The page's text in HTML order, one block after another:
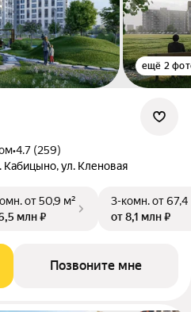
ещё 2
•4.7 (259)
Кабицыно, ул. Кленовая
от 50,9 м²
млн ₽
3-комн.от 67,4
от 8,1 млн ₽
Позвоните мне